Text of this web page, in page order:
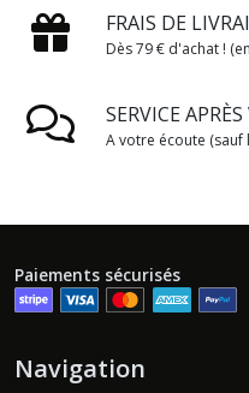
FRAIS DE
Dès 79 € d'achat !
SERVICE
A votre écoute (sauf
Paiements sécurisés
Navigation